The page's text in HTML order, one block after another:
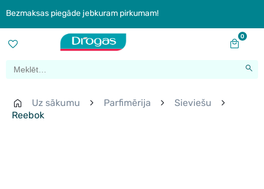
Bezmaksas piegāde jebkuram pirkumam!
0
Uz sākumu Parfimērija
Sieviešu
Reebok